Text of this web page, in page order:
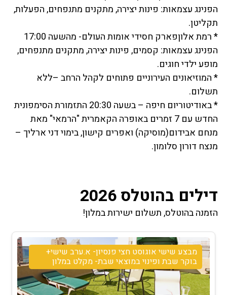
הפנינג עצמאות: פינות יצירה, מתקנים מתנפחים, הפעלות,
תקליטן.
* רמת אלוןפארק חסידי אומות העולם- מהשעה 17:00
הפנינג עצמאות: קסמים, פינות יצירה, מתקנים מתנפחים,
מופע ילדי חוגים.
* המוזיאונים העירוניים פתוחים לקהל הרחב –ללא
תשלום.
* באודיטוריום חיפה – בשעה 20:30 התזמורת הסימפונית
החדש עם 7 זמרים באופרה הקאמרית "הרמאי" מאת
מנחם אבידום(מוסיקה) ואפרים קישון, בימוי דני ארליך –
מנצח דורון סלומון.
דילים בהוטלס 2026
הזמנה בהוטלס, תשלום ישירות במלון!
מבצע שישי אוגוסט חצי פנסיון- א.ערב שישי+
בוקר שבת ופינוי במוצאי שבת- מקלט במלון